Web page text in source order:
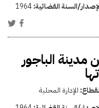
السنة القضائية:1964
الباجور
الإدارة المحلية